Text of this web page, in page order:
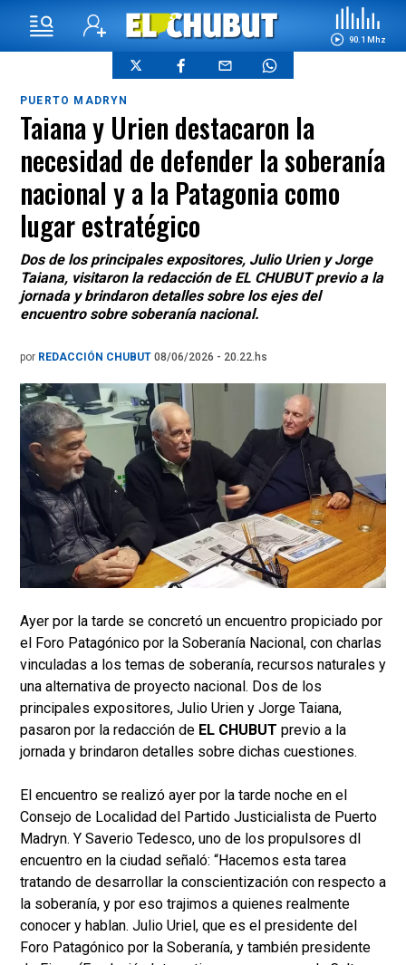
90.1 Mhz
PUERTO MADRYN
Taiana y Urien destacaron la
necesidad de defender la soberanía
nacional y a la Patagonia como
lugar estratégico
Dos de los principales expositores, Julio Urien y Jorge
Taiana, visitaron la redacción de EL CHUBUT previo a la
jornada y brindaron detalles sobre los ejes del
encuentro sobre soberanía nacional.
por REDACCIÓN CHUBUT 08/06/2026 - 20.22.hs
Ayer por la tarde se concretó un encuentro propiciado por
el Foro Patagónico por la Soberanía Nacional, con charlas
vinculadas a los temas de soberanía, recursos naturales y
una alternativa de proyecto nacional. Dos de los
principales expositores, Julio Urien y Jorge Taiana,
pasaron por la redacción de EL CHUBUT previo a la
jornada y brindaron detalles sobre dichas cuestiones.
El encuentro se realizó ayer por la tarde noche en el
Consejo de Localidad del Partido Justicialista de Puerto
Madryn. Y Saverio Tedesco, uno de los propulsores dl
encuentro en la ciudad señaló: “Hacemos esta tarea
tratando de desarrollar la conscientización con respecto a
la soberanía, y por eso trajimos a quienes realmente
conocer y hablan. Julio Uriel, que es el presidente del
Foro Patagónico por la Soberanía, y también presidente